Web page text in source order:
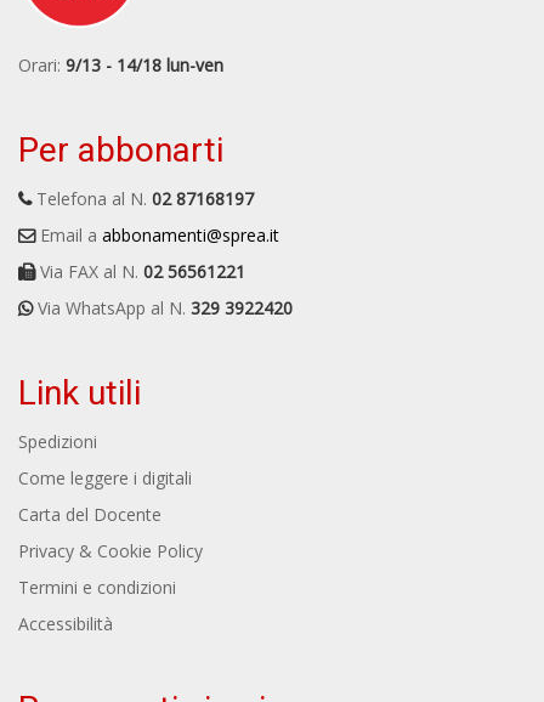
Orari: 9/13 - 14/18 lun-ven
Per abbonarti
Telefona al N. 02 87168197
Email a abbonamenti@sprea.it
Via FAX al N. 02 56561221
Via WhatsApp al N. 329 3922420
Link utili
Spedizioni
Come leggere i digitali
Carta del Docente
Privacy & Cookie Policy
Termini e condizioni
Accessibilità